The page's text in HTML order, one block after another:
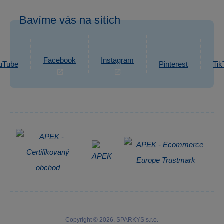
Reklamace
Informace o zpracování osobních údajů
eshop@sparkys.cz
Napsat zprávu
Bavíme vás na sítích
Facebook Instagram Pinterest
Copyright © 2026, SPARKYS s.r.o.